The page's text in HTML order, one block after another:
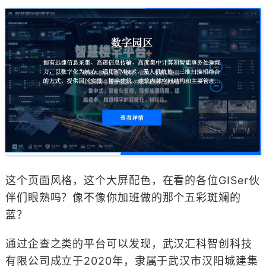
这个页面风格，这个大屏配色，在看的各位GISer伙
伴们眼熟吗？像不像你加班做的那个五彩斑斓的
蓝？
通过企查之类的平台可以发现，武汉汇科智创科技
有限公司成立于2020年，隶属于武汉市汉阳城建集